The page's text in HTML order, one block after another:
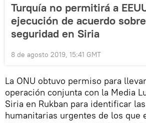
Turquía no permitirá a
ejecución de acuerdo
seguridad en Siria
8 de agosto 2019, 15:41 GMT
La ONU obtuvo permiso para
operación conjunta con la Media
Siria en Rukban para identificar
humanitarias urgentes de los que